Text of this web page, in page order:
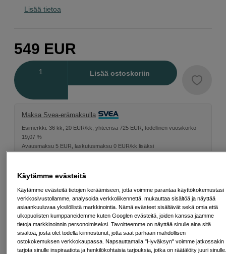
Lisää tietoa
549 EUR
Lisää ostoskoriin
Maksa Svea-erämaksulla
Esimerkki: 36 kk, 20 EUR/kk, yhteensä 725 EUR, todellinen vuosikorko
19,07 %
Avausmaksu 5 EUR, laskutusmaksu 0 EUR/kk lisäksi
liittymien tekemistä ja uusien lainojen saamista. Apua saat kuntasi talous- ja
välilehteen)
Ilmainen toimitus yli 200 EUR ostoksille
Käytämme evästeitä
Käytämme evästeitä tietojen keräämiseen, jotta voimme parantaa käyttökokemustasi
verkkosivustollamme, analysoida verkkoliikennettä, mukauttaa sisältöä ja näyttää
asiaankuuluvaa yksilöllistä markkinointia. Nämä evästeet sisältävät sekä omia että
ulkopuolisten kumppaneidemme kuten Googlen evästeitä, joiden kanssa jaamme
tietoja markkinoinnin personoimiseksi. Tavoitteemme on näyttää sinulle aina sitä
sisältöä, josta olet todella kiinnostunut, jotta saat parhaan mahdollisen
ostokokemuksen verkkokaupassa. Napsauttamalla "Hyväksyn" voimme jatkossakin
tarjota sinulle inspiraatiota ja henkilökohtaisia tarjouksia, jotka on räätälöity juuri